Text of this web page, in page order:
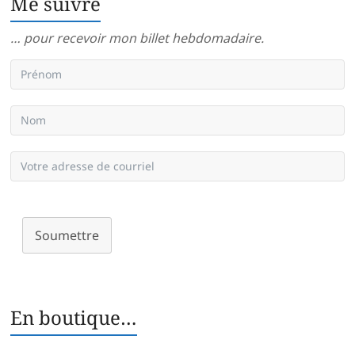
… pour recevoir mon billet hebdomadaire.
Soumettre
En boutique…